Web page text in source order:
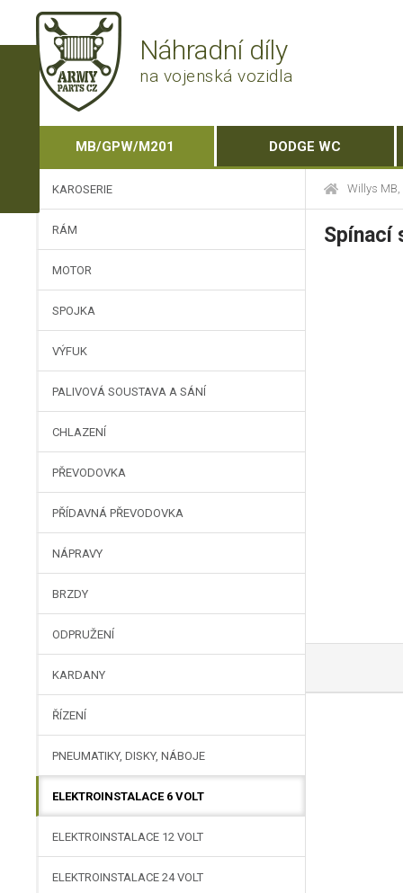
Náhradní díly
na vojenská vozidla
MB/GPW/M201 DODGE WC
Willys MB,
Spínací
KAROSERIE
RÁM
MOTOR
SPOJKA
VÝFUK
PALIVOVÁ SOUSTAVA A SÁNÍ
CHLAZENÍ
PŘEVODOVKA
PŘÍDAVNÁ PŘEVODOVKA
NÁPRAVY
BRZDY
ODPRUŽENÍ
KARDANY
ŘÍZENÍ
PNEUMATIKY, DISKY, NÁBOJE
ELEKTROINSTALACE 6 VOLT
ELEKTROINSTALACE 12 VOLT
ELEKTROINSTALACE 24 VOLT